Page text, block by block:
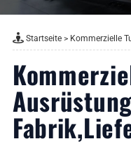
Startseite> Kommerzielle